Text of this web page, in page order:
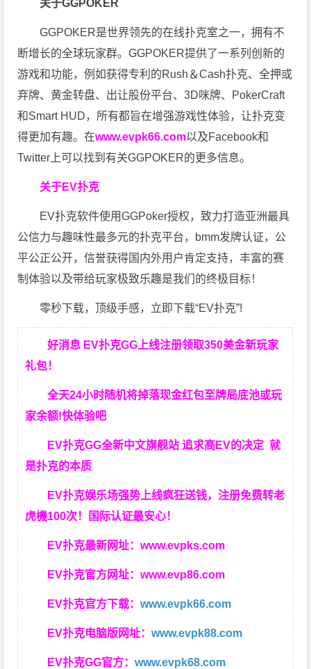
关于GGPOKER
GGPOKER是世界领先的在线扑克室之一，拥有不
断增长的全球玩家群。GGPOKER提供了一系列创新的
游戏和功能，例如获得专利的Rush＆Cash扑克、全押或
弃牌、黄金转盘、出让股份平台、3D咪牌、PokerCraft
和Smart HUD，所有都旨在增强游戏性体验，让扑克变
得更加有趣。在www.evpk66.com以及Facebook和
Twitter上可以找到有关GGPOKER的更多信息。
关于EV扑克
EV扑克软件使用GGPoker授权，致力打造亚洲最具
公信力与趣味性最多元的扑克平台，bmm发牌认证，公
平公正公开，信誉获得国内外用户肯定支持，丰富的赛
制体验以及带给玩家极致乐趣是我们的终极目标！
零秒下载，顶级手感，立即下载“EV扑克”!
好消息 EV扑克GG上线注册领取350美金新玩家
礼包！
全天24小时随机将掉落现金红包至牌局底池或玩
家余额!快体验吧
EV扑克GG全新中文旗舰站 追求高EV的决定就
是扑克的本质
EV扑克娱乐场强势上线疯狂送钱，注册免费转老
虎機100次！国际认证最安心！
EV扑克最新网址：www.evpks.com
EV扑克官方网址：www.evp86.com
EV扑克官方下载：www.evpk66.com
EV扑克电脑版网址：www.evpk88.com
EV扑克GG官方：www.evpk68.com